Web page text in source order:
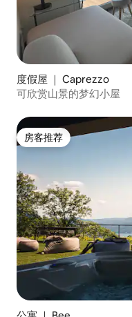
度假屋 ｜ Caprezzo
可欣赏山景的梦幻小屋
房客推荐
房客推荐